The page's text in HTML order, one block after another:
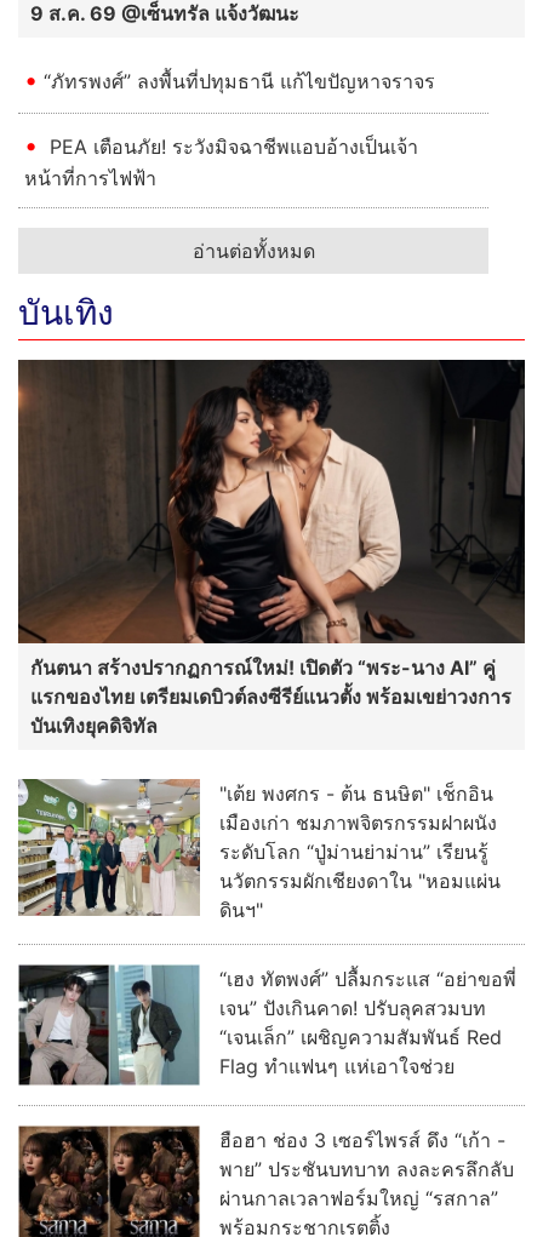
9 ส.ค. 69 @เซ็นทรัล แจ้งวัฒนะ
“ภัทรพงศ์” ลงพื้นที่ปทุมธานี แก้ไขปัญหาจราจร
PEA เตือนภัย! ระวังมิจฉาชีพแอบอ้างเป็นเจ้า
หน้าที่การไฟฟ้า
อ่านต่อทั้งหมด
บันเทิง
กันตนา สร้างปรากฏการณ์ใหม่! เปิดตัว “พระ-นาง AI” คู่
แรกของไทย เตรียมเดบิวต์ลงซีรีย์แนวตั้ง พร้อมเขย่าวงการ
บันเทิงยุคดิจิทัล
"เต้ย พงศกร - ต้น ธนษิต" เช็กอิน
เมืองเก่า ชมภาพจิตรกรรมฝาผนัง
ระดับโลก “ปู่ม่านย่าม่าน” เรียนรู้
นวัตกรรมผักเชียงดาใน "หอมแผ่น
ดินฯ"
“เฮง ทัตพงศ์” ปลื้มกระแส “อย่าขอพี่
เจน” ปังเกินคาด! ปรับลุคสวมบท
“เจนเล็ก” เผชิญความสัมพันธ์ Red
Flag ทำแฟนๆ แห่เอาใจช่วย
ฮือฮา ช่อง 3 เซอร์ไพรส์ ดึง “เก้า -
พาย” ประชันบทบาท ลงละครลึกลับ
ผ่านกาลเวลาฟอร์มใหญ่ “รสกาล”
พร้อมกระชากเรตติ้ง